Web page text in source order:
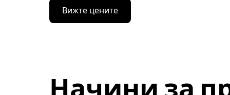
Натиснете
бутона
със
календара
Вижте цените